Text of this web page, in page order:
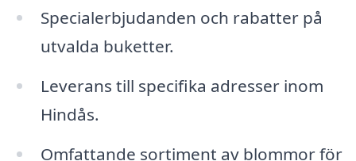
Specialerbjudanden och rabatter på
utvalda buketter.
Leverans till specifika adresser inom
Hindås.
Omfattande sortiment av blommor för